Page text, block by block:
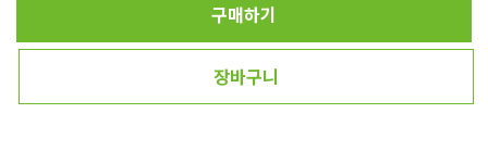
구매하기
장바구니